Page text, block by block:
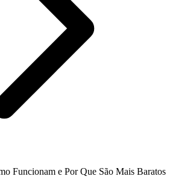
Funcionam e Por Que São Mais Baratos